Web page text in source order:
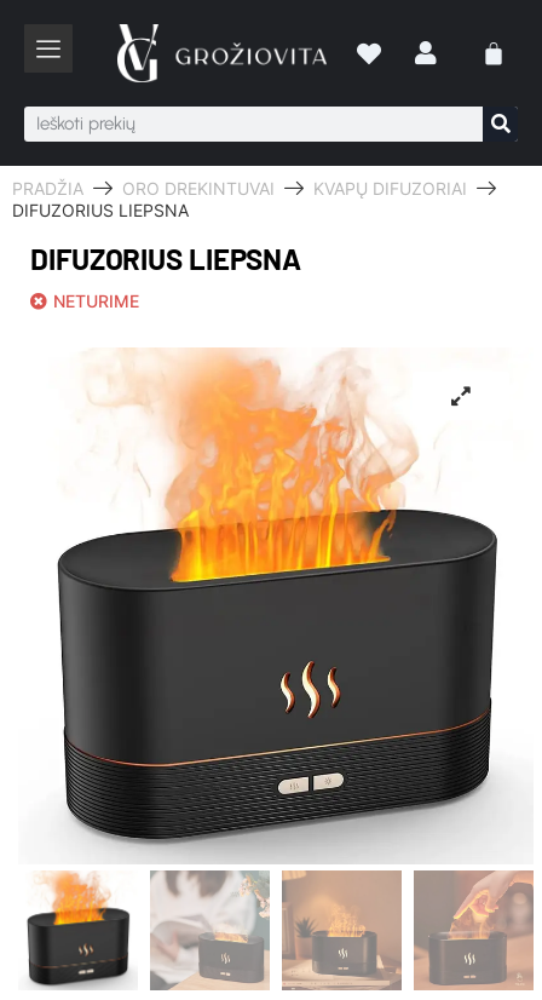
PRADŽIA ORO DREKINTUVAI
KVAPŲ DIFUZORIAI
DIFUZORIUS LIEPSNA
DIFUZORIUS LIEPSNA
NETURIME